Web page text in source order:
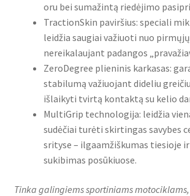
oru bei sumažintą riedėjimo
TractionSkin paviršius: speciali
leidžia saugiai važiuoti nuo
nereikalaujant padangos
ZeroDegree plieninis karkasas:
stabilumą važiuojant dideliu
išlaikyti tvirtą kontaktą su kelio
MultiGrip technologija: leidžia
sudėčiai turėti skirtingas savybes
srityse – ilgaamžiškumas tiesioje
sukibimas posūkiuose.
Tinka galingiems sportiniams